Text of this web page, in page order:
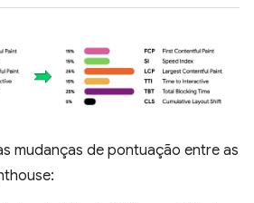
mudanças de pontuação entre as